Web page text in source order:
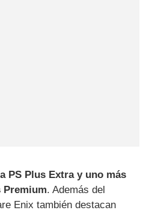
PS Plus Extra y uno más
Premium. Además del
Enix también destacan